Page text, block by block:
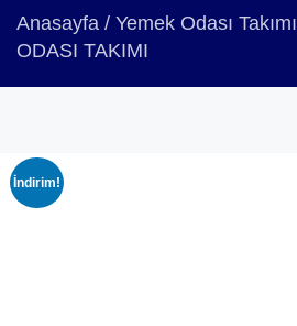
Anasayfa / Yemek Odası Takımı
ODASI TAKIMI
İndirim!